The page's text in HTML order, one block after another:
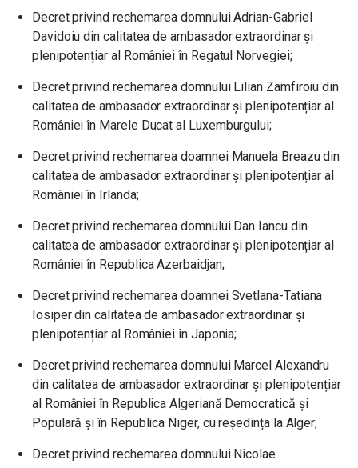
Decret privind rechemarea domnului Adrian-Gabriel
Davidoiu din calitatea de ambasador extraordinar și
plenipotențiar al României în Regatul Norvegiei;
Decret privind rechemarea domnului Lilian Zamfiroiu din
calitatea de ambasador extraordinar și plenipotențiar al
României în Marele Ducat al Luxemburgului;
Decret privind rechemarea doamnei Manuela Breazu din
calitatea de ambasador extraordinar și plenipotențiar al
României în Irlanda;
Decret privind rechemarea domnului Dan Iancu din
calitatea de ambasador extraordinar și plenipotențiar al
României în Republica Azerbaidjan;
Decret privind rechemarea doamnei Svetlana-Tatiana
Iosiper din calitatea de ambasador extraordinar și
plenipotențiar al României în Japonia;
Decret privind rechemarea domnului Marcel Alexandru
din calitatea de ambasador extraordinar și plenipotențiar
al României în Republica Algeriană Democratică și
Populară și în Republica Niger, cu reședința la Alger;
Decret privind rechemarea domnului Nicolae